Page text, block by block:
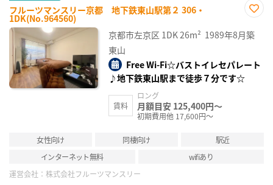
フルーツマンスリー京都 地下鉄東山駅第２ 306・
1DK(No.964560)
に入
り登
京都市左京区 1DK26m² 1989年8月築
東山
Free Wi-Fi☆バストイレセパレート
♪地下鉄東山駅まで徒歩７分です☆
賃料
ロング
月額目安 125,400円～
初期費用他 17,600円～
女性向け 同棲向け
駅近
インターネット無料
wifiあり
運営会社： 株式会社フルーツマンスリー